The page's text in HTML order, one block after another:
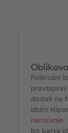
Polkrožni
dodati na
izbiro
naročanje,
bo barva